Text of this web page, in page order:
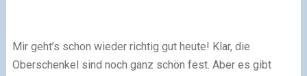
Mir geht’s schon wieder richtig gut heute! Klar, die
Oberschenkel sind noch ganz schön fest. Aber es gibt